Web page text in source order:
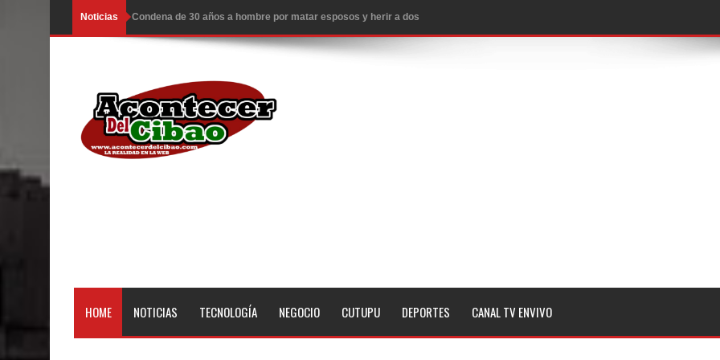
Noticias EDENORTE invierte más de 640 millones en siete subestaciones
EE.UU. hace nuevos ataques a Irán; hay 3 muertos y 2 heridos
Llegan a R. Dominicana otros 50 deportados por EE.UU.
Congreso estudia ley da poder al Estado para expropiar bienes culturales desatendidos
Ambiente caluroso persistirá este miércoles con aguaceros en varias provincias
Heridos y edificios colapsados tras terremoto de magnitud 7,1 en Japón
El Poder Ejecutivo promulgó el reformado Código Penal de RD
HOME NOTICIAS TECNOLOGÍA NEGOCIO CUTUPU DEPORTES CANAL TV ENVIVO